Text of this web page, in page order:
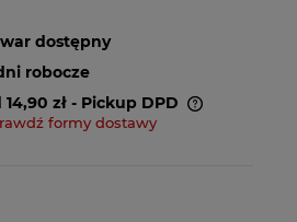
dostępny
robocze
14,90 zł - Pickup DPD
ewentualnych kosztów
formy dostawy